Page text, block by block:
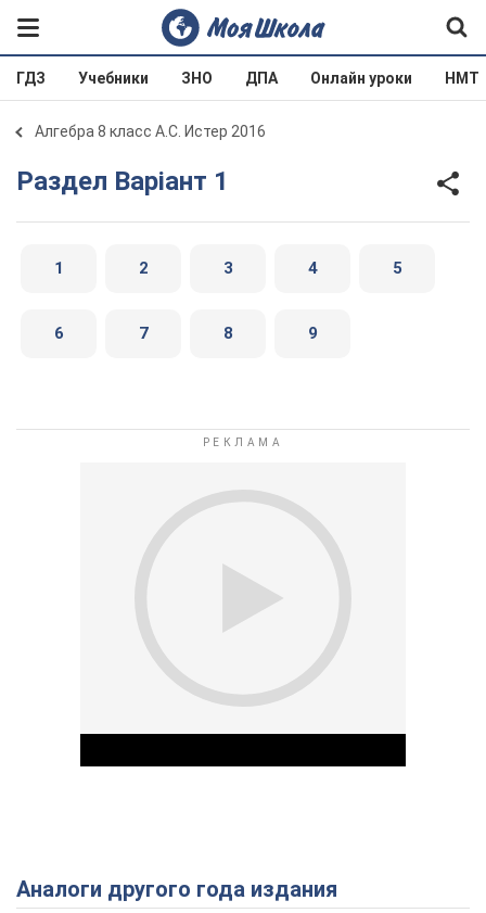
ГДЗ Учебники ЗНО ДПА Онлайн уроки НМТ
Алгебра 8 класс А.С. Истер 2016
Раздел Варіант 1
1 2 3 4 5
6 7 8 9
Play Video
Аналоги другого года издания